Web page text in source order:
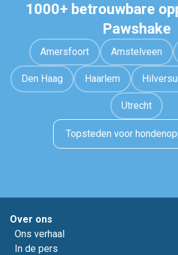
1000+ betrouwbare
Pawshake
Amersfoort Amstelveen
Den Haag Haarlem
Utrecht
Topsteden voor
Over ons
Ons verhaal
In de pers